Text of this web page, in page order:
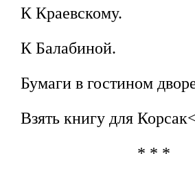
К Краевскому.
К Балабиной.
Бумаги в гостином
Взять книгу для
* * *